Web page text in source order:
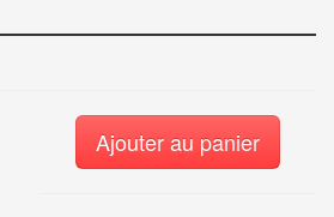
Ajouter au panier